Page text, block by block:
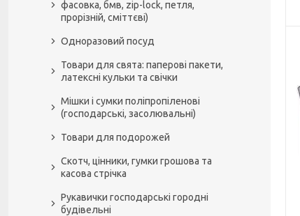
фасовка, бмв, zip-lock, петля,
прорізній, сміттєві)
Одноразовий посуд
Товари для свята: паперові пакети,
латексні кульки та свічки
Мішки і сумки поліпропіленові
(господарські, засолювальні)
Товари для подорожей
Скотч, цінники, гумки грошова та
касова стрічка
Рукавички господарські городні
будівельні